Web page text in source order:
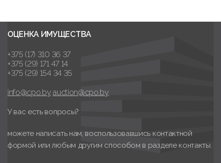
ОЦЕНКА ИМУЩЕСТВА
+375 (17) 310 36 37
+375 (29) 171 47 14
+375 (29) 154 34 35
info@cpo.by auction@cpo.by
У вас есть вопросы?
можете написать нам, воспользовавшись контактной
формой или любым другим способом в разделе контакты.